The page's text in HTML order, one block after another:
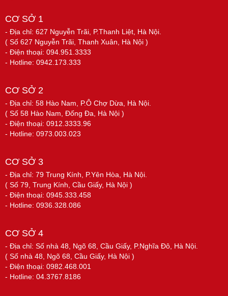
CƠ SỞ 1
- Địa chỉ: 627 Nguyễn Trãi, P.Thanh Liệt, Hà Nội.
( Số 627 Nguyễn Trãi, Thanh Xuân, Hà Nội )
- Điện thoại: 094.951.3333
- Hotline: 0942.173.333
CƠ SỞ 2
- Địa chỉ: 58 Hào Nam, P.Ô Chợ Dừa, Hà Nội.
( Số 58 Hào Nam, Đống Đa, Hà Nội )
- Điện thoại: 0912.3333.96
- Hotline: 0973.003.023
CƠ SỞ 3
- Địa chỉ: 79 Trung Kính, P.Yên Hòa, Hà Nội.
( Số 79, Trung Kính, Cầu Giấy, Hà Nội )
- Điện thoại: 0945.333.458
- Hotline: 0936.328.086
CƠ SỞ 4
- Địa chỉ: Số nhà 48, Ngõ 68, Cầu Giấy, P.Nghĩa Đô, Hà Nội.
( Số nhà 48, Ngõ 68, Cầu Giấy, Hà Nội )
- Điện thoại: 0982.468.001
- Hotline: 04.3767.8186